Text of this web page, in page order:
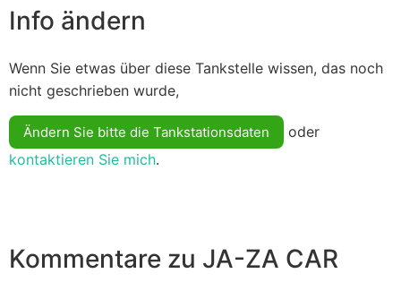
Info ändern
Wenn Sie etwas über diese Tankstelle wissen, das noch
nicht geschrieben wurde,
Ändern Sie bitte die Tankstationsdaten
oder
kontaktieren Sie mich.
Kommentare zu JA-ZA CAR